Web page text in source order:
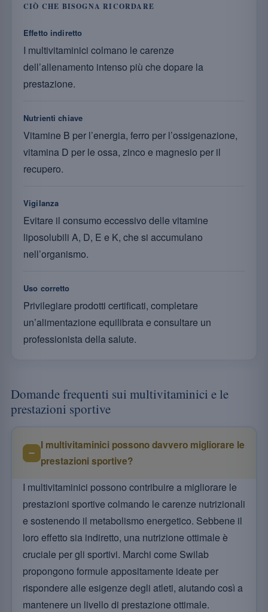
CIÒ CHE BISOGNA RICORDARE
Effetto indiretto
I multivitaminici colmano le carenze
dell’allenamento intenso più che dopare la
prestazione.
Nutrienti chiave
Vitamine B per l’energia, ferro per l’ossigenazione,
vitamina D per le ossa, zinco e magnesio per il
recupero.
Vigilanza
Evitare il consumo eccessivo delle vitamine
liposolubili A, D, E e K, che si accumulano
nell’organismo.
Uso corretto
Privilegiare prodotti certificati, completare
un’alimentazione equilibrata e consultare un
professionista della salute.
Domande frequenti sui multivitaminici e le
prestazioni sportive
I multivitaminici possono davvero migliorare le
prestazioni sportive?
I multivitaminici possono contribuire a migliorare le
prestazioni sportive colmando le carenze nutrizionali
e sostenendo il metabolismo energetico. Sebbene il
loro effetto sia indiretto, una nutrizione ottimale è
cruciale per gli sportivi. Marchi come Swilab
propongono formule appositamente ideate per
rispondere alle esigenze degli atleti, aiutando così a
mantenere un livello di prestazione ottimale.